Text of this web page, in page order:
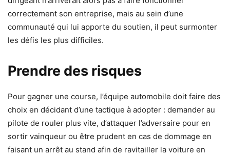
correctement son entreprise, mais au sein d’une
communauté qui lui apporte du soutien, il peut surmonter
les défis les plus difficiles.
Prendre des risques
Pour gagner une course, l’équipe automobile doit faire des
choix en décidant d’une tactique à adopter : demander au
pilote de rouler plus vite, d’attaquer l’adversaire pour en
sortir vainqueur ou être prudent en cas de dommage en
faisant un arrêt au stand afin de ravitailler la voiture en